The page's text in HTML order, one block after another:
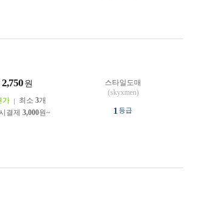
2,750 원
가 최소 3개
결제 3,000원~
스타일도매
(skyxmen)
1 등급